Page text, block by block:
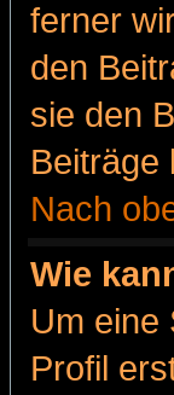
ferner
den
sie den
Beiträge
Nach
Wie
Um eine
Profil